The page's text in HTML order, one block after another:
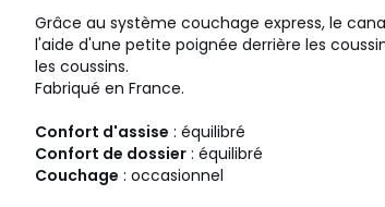
Grâce au système couchage express, le
l'aide d'une petite poignée derrière les
les coussins.
Fabriqué en France.
Confort d'assise : équilibré
Confort de dossier : équilibré
Couchage : occasionnel